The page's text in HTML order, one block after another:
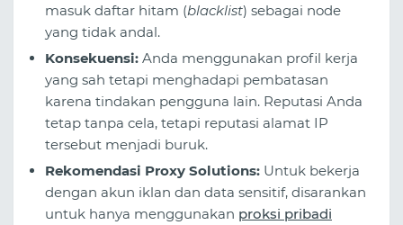
masuk daftar hitam (blacklist) sebagai node
yang tidak andal.
Konsekuensi: Anda menggunakan profil kerja
yang sah tetapi menghadapi pembatasan
karena tindakan pengguna lain. Reputasi Anda
tetap tanpa cela, tetapi reputasi alamat IP
tersebut menjadi buruk.
Rekomendasi Proxy Solutions: Untuk bekerja
dengan akun iklan dan data sensitif, disarankan
untuk hanya menggunakan proksi pribadi